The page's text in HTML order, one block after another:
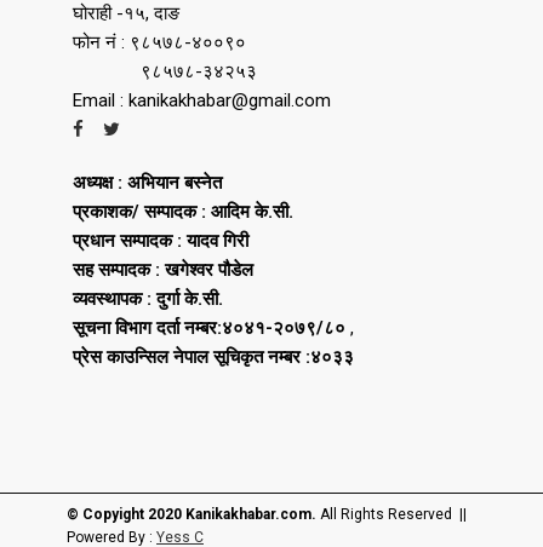
घोराही -१५, दाङ
फोन नं : ९८५७८-४००९०
९८५७८-३४२५३
Email : kanikakhabar@gmail.com
अध्यक्ष : अभियान बस्नेत
प्रकाशक/ सम्पादक : आदिम के.सी.
प्रधान सम्पादक : यादव गिरी
सह सम्पादक : खगेश्वर पौडेल
व्यवस्थापक : दुर्गा के.सी.
सूचना विभाग दर्ता नम्बर:४०४१-२०७९/८० ,
प्रेस काउन्सिल नेपाल सूचिकृत नम्बर :४०३३
© Copyight 2020 Kanikakhabar.com. All Rights Reserved ||
Powered By : Yess C